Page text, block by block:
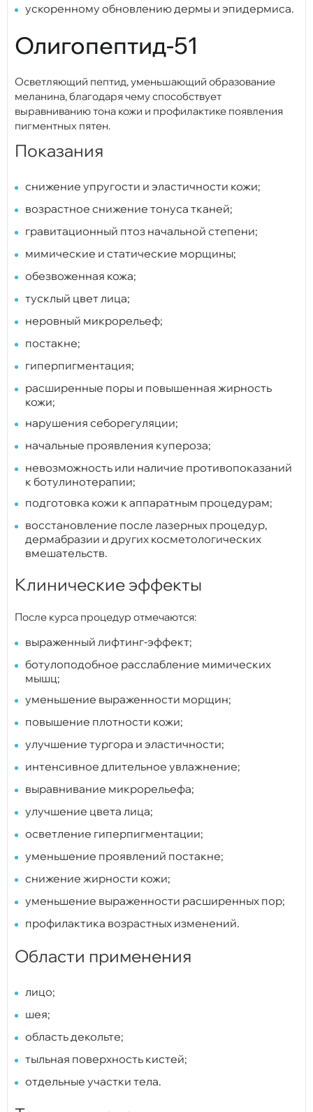
ускоренному обновлению дермы и эпидермиса.
Олигопептид-51
Осветляющий пептид, уменьшающий образование
меланина, благодаря чему способствует
выравниванию тона кожи и профилактике появления
пигментных пятен.
Показания
снижение упругости и эластичности кожи;
возрастное снижение тонуса тканей;
гравитационный птоз начальной степени;
мимические и статические морщины;
обезвоженная кожа;
тусклый цвет лица;
неровный микрорельеф;
постакне;
гиперпигментация;
расширенные поры и повышенная жирность
кожи;
нарушения себорегуляции;
начальные проявления купероза;
невозможность или наличие противопоказаний
к ботулинотерапии;
подготовка кожи к аппаратным процедурам;
восстановление после лазерных процедур,
дермабразии и других косметологических
вмешательств.
Клинические эффекты
После курса процедур отмечаются:
выраженный лифтинг-эффект;
ботулоподобное расслабление мимических
мышц;
уменьшение выраженности морщин;
повышение плотности кожи;
улучшение тургора и эластичности;
интенсивное длительное увлажнение;
выравнивание микрорельефа;
улучшение цвета лица;
осветление гиперпигментации;
уменьшение проявлений постакне;
снижение жирности кожи;
уменьшение выраженности расширенных пор;
профилактика возрастных изменений.
Области применения
лицо;
шея;
область декольте;
тыльная поверхность кистей;
отдельные участки тела.